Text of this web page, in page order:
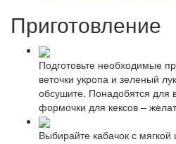
Приготовление
Подготовьте необходимые
веточки укропа и зеленый
обсушите. Понадобятся для
формочки для кексов –
Выбирайте кабачок с мягкой